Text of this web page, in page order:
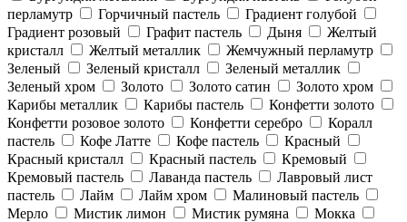
перламутр
Горчичный пастель
Градиент голубой
Градиент розовый
Графит пастель Дыня
Желтый
кристалл
Желтый металлик
Жемчужный перламутр
Зеленый
Зеленый кристалл
Зеленый металлик
Зеленый хром
Золото Золото сатин
Золото хром
Карибы металлик
Карибы пастель
Конфетти золото
Конфетти розовое золото
Конфетти серебро
Коралл
пастель
Кофе Латте Кофе пастель
Красный
Красный кристалл
Красный пастель
Кремовый
Кремовый пастель
Лаванда пастель
Лавровый лист
пастель
Лайм Лайм хром
Малиновый пастель
Мерло
Мистик лимон Мистик румяна
Мокка